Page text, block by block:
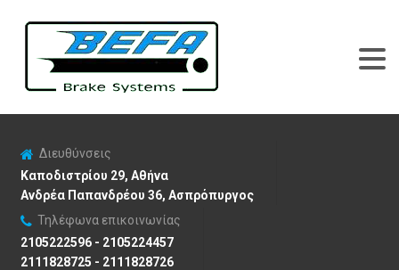
Διευθύνσεις
Καποδιστρίου 29, Αθήνα
Ανδρέα Παπανδρέου 36, Ασπρόπυργος
Τηλέφωνα επικοινωνίας
2105222596 - 2105224457
2111828725 - 2111828726